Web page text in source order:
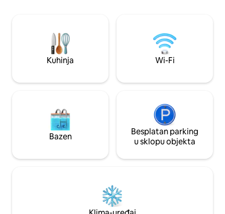
restoranima, barovima, kafićima,
kazalištima, trgovinama i poslovnim
luksuzne odmore ili nezaboravne
Kuhinja Wi-Fi
Bazen
Besplatan parking
u sklopu objekta